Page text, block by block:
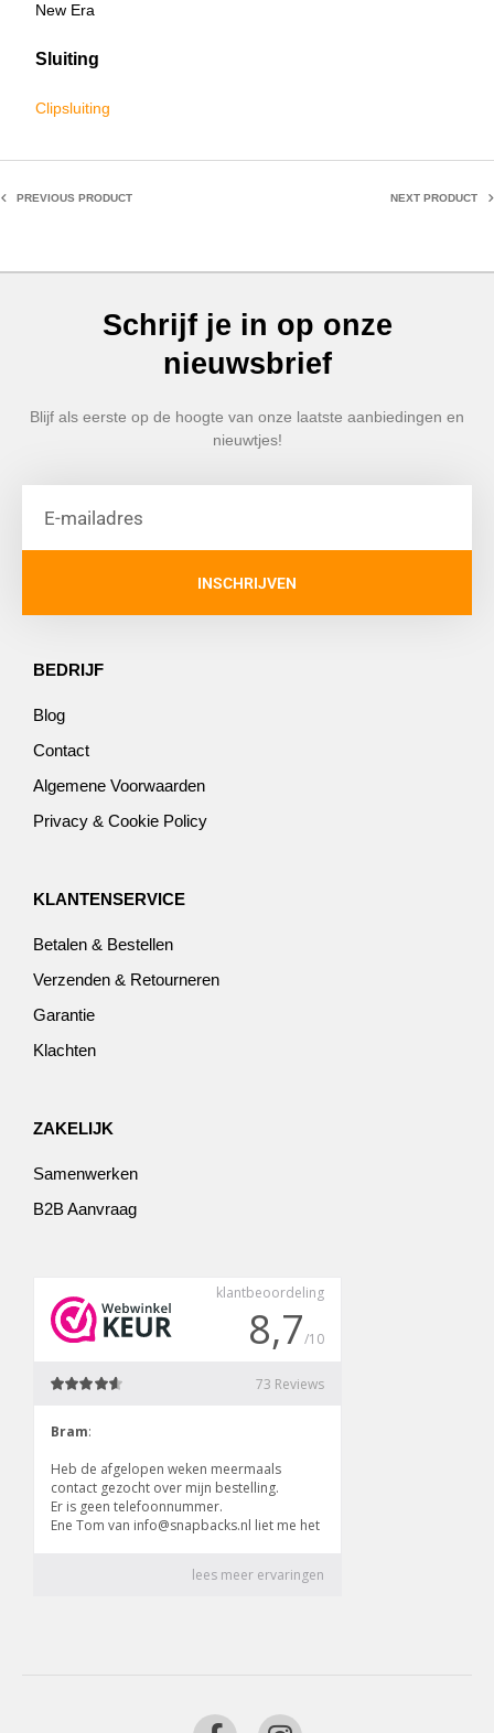
New Era
Sluiting
Clipsluiting
PREVIOUS PRODUCT NEXT PRODUCT
Schrijf je in op onze
nieuwsbrief
Blijf als eerste op de hoogte van onze laatste aanbiedingen en
nieuwtjes!
INSCHRIJVEN
BEDRIJF
Blog
Contact
Algemene Voorwaarden
Privacy & Cookie Policy
KLANTENSERVICE
Betalen & Bestellen
Verzenden & Retourneren
Garantie
Klachten
ZAKELIJK
Samenwerken
B2B Aanvraag